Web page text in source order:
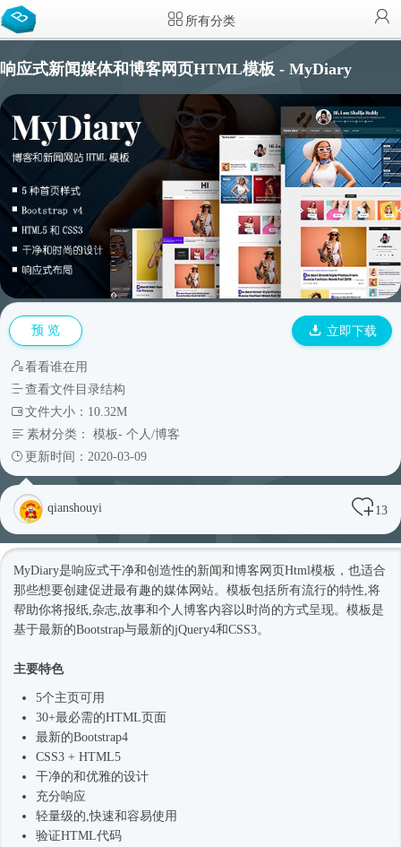
所有分类
响应式新闻媒体和博客网页HTML模板 - MyDiary
预 览 立即下载
看看谁在用
查看文件目录结构
文件大小：10.32M
素材分类： 模板- 个人/博客
更新时间：2020-03-09
qianshouyi 13
MyDiary是响应式干净和创造性的新闻和博客网页Html模板 ，也适合
那些想要创建促进最有趣的媒体网站。模板包括所有流行的特性,将
帮助你将报纸,杂志,故事和个人博客内容以 时尚 的方式呈现。模板是
基于最新的Bootstrap与最新的jQuery4和CSS3。
主要特色
5个主页可用
30+最必需的HTML页面
最新的Bootstrap4
CSS3 + HTML5
干净的和优雅的设计
充分响应
轻量级的,快速和容易使用
验证HTML代码